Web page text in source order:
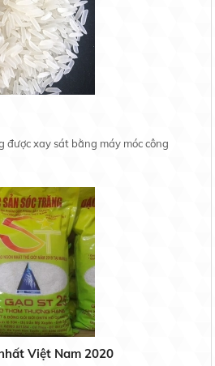
được xay sát bằng máy móc công
Việt Nam 2020